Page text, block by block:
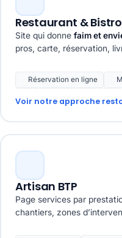
Restaurant &
Site qui donne faim et
pros, carte, réservation,
Réservation en ligne
Voir notre approche
Artisan BTP
Page services par
chantiers, zones